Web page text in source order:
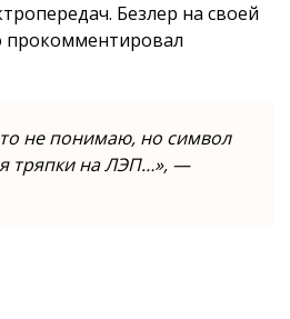
Безлер на своей
прокомментировал
не понимаю, но символ
тряпки на ЛЭП…», —